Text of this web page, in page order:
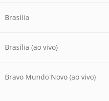
Brasília
Brasília (ao vivo)
Bravo Mundo Novo (ao vivo)